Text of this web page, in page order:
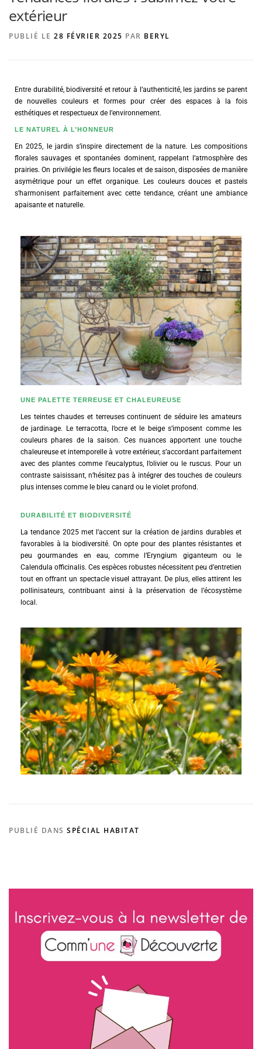
AGENCE DE PUBLICITÉ
extérieur
PUBLIÉ LE 28 FÉVRIER 2025 PAR BERYL
Entre durabilité, biodiversité et retour à l’authenticité, les jardins se parent
de nouvelles couleurs et formes pour créer des espaces à la fois
esthétiques et respectueux de l’environnement.
LE NATUREL À L’HONNEUR
En 2025, le jardin s’inspire directement de la nature. Les compositions
florales sauvages et spontanées dominent, rappelant l’atmosphère des
prairies. On privilégie les fleurs locales et de saison, disposées de manière
asymétrique pour un effet organique. Les couleurs douces et pastels
s’harmonisent parfaitement avec cette tendance, créant une ambiance
apaisante et naturelle.
UNE PALETTE TERREUSE ET CHALEUREUSE
Les teintes chaudes et terreuses continuent de séduire les amateurs
de jardinage. Le terracotta, l’ocre et le beige s’imposent comme les
couleurs phares de la saison. Ces nuances apportent une touche
chaleureuse et intemporelle à votre extérieur, s’accordant parfaitement
avec des plantes comme l’eucalyptus, l’olivier ou le ruscus. Pour un
contraste saisissant, n’hésitez pas à intégrer des touches de couleurs
plus intenses comme le bleu canard ou le violet profond.
DURABILITÉ ET BIODIVERSITÉ
La tendance 2025 met l’accent sur la création de jardins durables et
favorables à la biodiversité. On opte pour des plantes résistantes et
peu gourmandes en eau, comme l’Eryngium giganteum ou le
Calendula officinalis. Ces espèces robustes nécessitent peu d’entretien
tout en offrant un spectacle visuel attrayant. De plus, elles attirent les
pollinisateurs, contribuant ainsi à la préservation de l’écosystème
local.
PUBLIÉ DANS SPÉCIAL HABITAT